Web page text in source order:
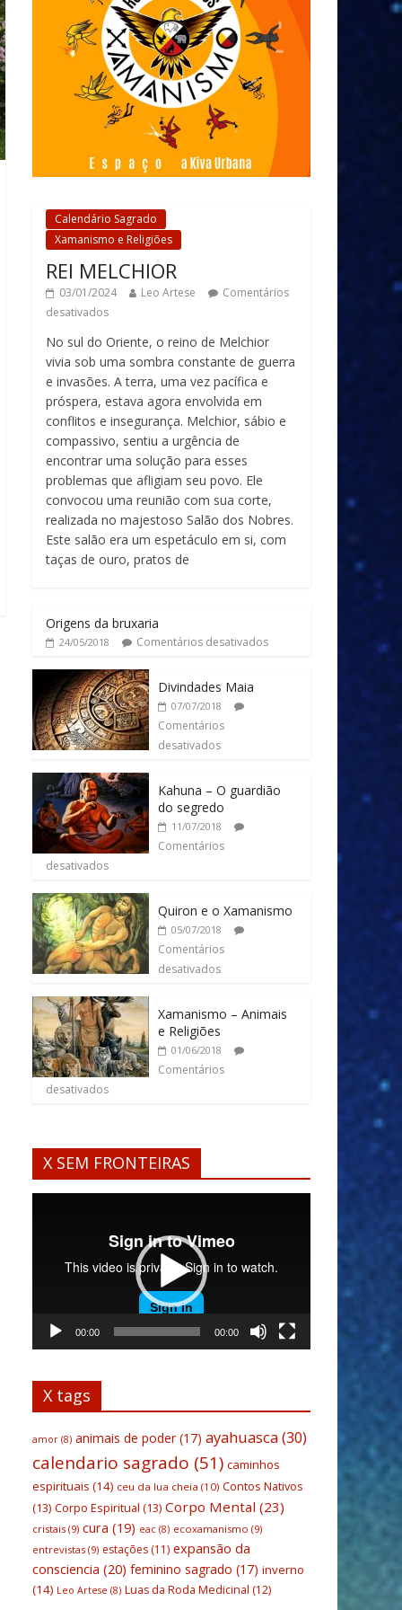
Calendário Sagrado
Xamanismo e Religiões
REI MELCHIOR
03/01/2024 Leo Artese
Comentários
desativados
No sul do Oriente, o reino de Melchior
vivia sob uma sombra constante de guerra
e invasões. A terra, uma vez pacífica e
próspera, estava agora envolvida em
conflitos e insegurança. Melchior, sábio e
compassivo, sentiu a urgência de
encontrar uma solução para esses
problemas que afligiam seu povo. Ele
convocou uma reunião com sua corte,
realizada no majestoso Salão dos Nobres.
Este salão era um espetáculo em si, com
taças de ouro, pratos de
Origens da bruxaria
24/05/2018 Comentários desativados
Divindades Maia
07/07/2018
Comentários
desativados
Kahuna – O guardião
do segredo
11/07/2018
Comentários
desativados
Quiron e o Xamanismo
05/07/2018
Comentários
desativados
Xamanismo – Animais
e Religiões
01/06/2018
Comentários
desativados
X SEM FRONTEIRAS
00:00 00:00
X tags
amor (8) animais de poder(17) ayahuasca(30)
calendario sagrado (51) caminhos
espirituais (14) ceu da lua cheia (10) Contos Nativos
(13) Corpo Espiritual (13) Corpo Mental (23)
cristais (9) cura (19) eac (8) ecoxamanismo (9)
entrevistas (9) estações (11) expansão da
consciencia (20) feminino sagrado (17) inverno
(14) Leo Artese (8) Luas da Roda Medicinal (12)